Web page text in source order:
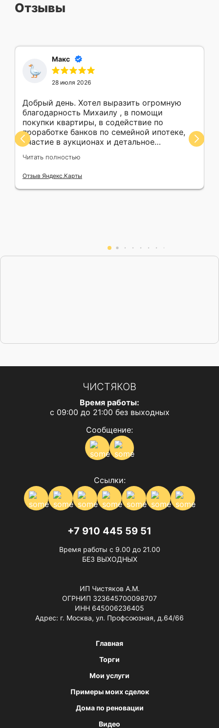
Отзывы
Макс
28 июля 2026
Добрый день. Хотел выразить огромную
благодарность Михаилу , в помощи
покупки квартиры, в содействие по
проработке банков по семейной ипотеке,
участие в аукционах и детальное
Участвовал в аукционах сразу по 4
квартирам. Не капли не жалею , что
обратился к профессионалу . !!! С П А С И Б
О !!!
Читать полностью
Отзыв Яндекс.Карты
ЧИСТЯКОВ
Время работы:
с 09:00 до 21:00 без выходных
Сообщение:
Ссылки:
+7 910 445 59 51
Время работы с 9.00 до 21.00
БЕЗ ВЫХОДНЫХ
ИП Чистяков А.М.
ОГРНИП 323645700098707
ИНН 645006236405
Адрес: г. Москва, ул. Профсоюзная, д.64/66
Главная
Торги
Мои услуги
Примеры моих сделок
Дома по реновации
Видео